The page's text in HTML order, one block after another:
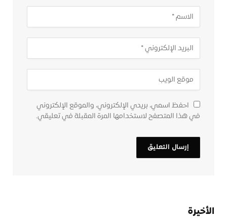
احفظ اسمي، بريدي الإلكتروني، والموقع الإلكتروني
في هذا المتصفح لاستخدامها المرة المقبلة في تعليقي.
الأخيرة